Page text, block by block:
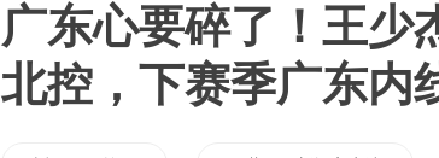
广东心要碎了！王少
北控，下赛季广东内